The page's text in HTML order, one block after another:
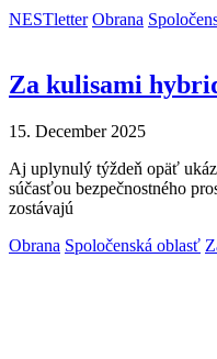
NESTletter Obrana
Za kulisami
15. December 2025
Aj uplynulý týždeň opäť
súčasťou bezpečnostného
zostávajú
Obrana Spoločenská oblasť